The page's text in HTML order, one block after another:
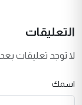
التعليقات
لا توجد تعليقات
اسمك